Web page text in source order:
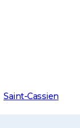
Saint-Cassien